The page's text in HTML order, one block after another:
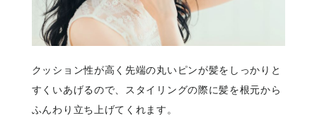
クッション性が高く先端の丸いピンが髪をしっかりと
すくいあげるので、スタイリングの際に髪を根元から
ふんわり立ち上げてくれます。